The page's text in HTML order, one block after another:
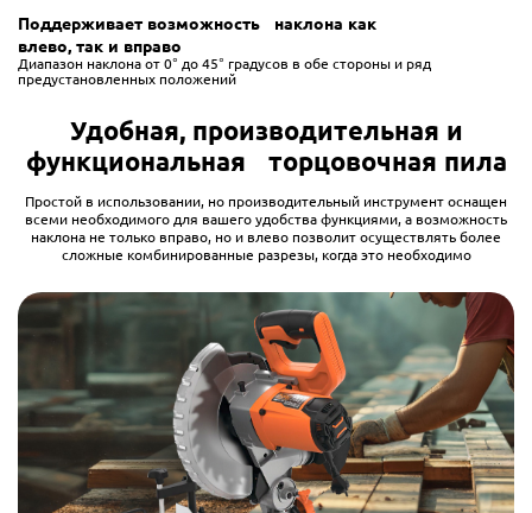
Поддерживает возможность наклона как
влево, так и вправо
Диапазон наклона от 0° до 45° градусов в обе стороны и ряд
предустановленных положений
Удобная, производительная и
функциональная торцовочная пила
Простой в использовании, но производительный инструмент оснащен
всеми необходимого для вашего удобства функциями, а возможность
наклона не только вправо, но и влево позволит осуществлять более
сложные комбинированные разрезы, когда это необходимо